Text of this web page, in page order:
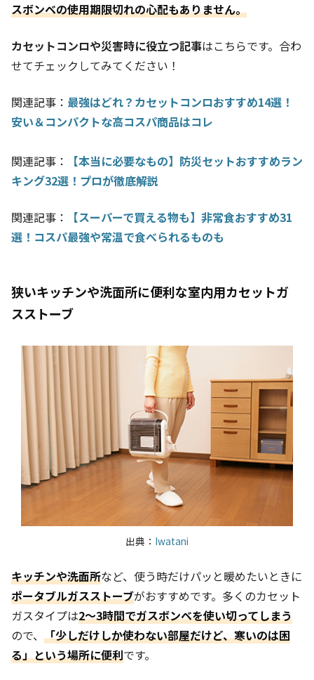
スボンベの使用期限切れの心配もありません。
カセットコンロや災害時に役立つ記事はこちらです。合わ
せてチェックしてみてください！
関連記事： 最強はどれ？カセットコンロおすすめ14選！
安い＆コンパクトな高コスパ商品はコレ
関連記事：
【本当に必要なもの】防災セットおすすめラン
キング32選！プロが徹底解説
関連記事：
【スーパーで買える物も】非常食おすすめ31
選！コスパ最強や常温で食べられるものも
狭いキッチンや洗面所に便利な室内用カセットガ
スストーブ
出典： Iwatani
キッチンや洗面所など、使う時だけパッと暖めたいときに
ポータブルガスストーブがおすすめです。多くのカセット
ガスタイプは2～3時間でガスボンベを使い切ってしまう
ので、 「少しだけしか使わない部屋だけど、寒いのは困
る」という場所に便利です。